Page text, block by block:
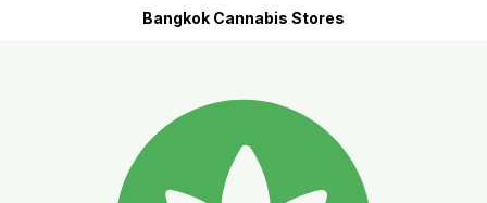
Bangkok Cannabis Stores